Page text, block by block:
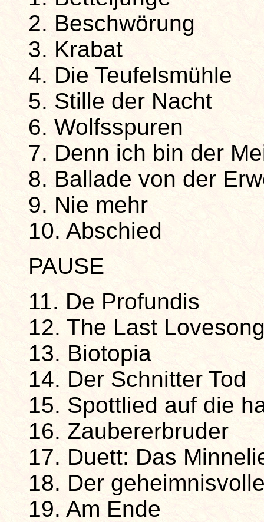
2. Beschwörung
3. Krabat
4. Die Teufelsmühle
5. Stille der Nacht
6. Wolfsspuren
7. Denn ich bin der
8. Ballade von der
9. Nie mehr
10. Abschied
PAUSE
11. De Profundis
12. The Last
13. Biotopia
14. Der Schnitter Tod
15. Spottlied auf die
16. Zaubererbruder
17. Duett: Das
18. Der
19. Am Ende